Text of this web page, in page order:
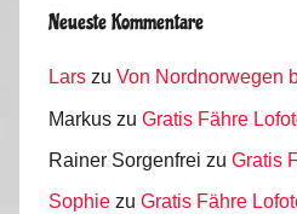
Neueste Kommentare
Lars zu Von Nordnorwegen
Markus zu Gratis Fähre
Rainer Sorgenfrei zu Gratis
Sophie zu Gratis Fähre